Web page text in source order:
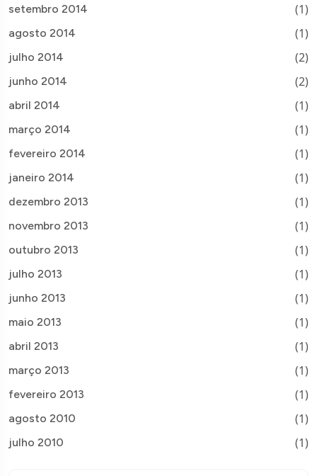
setembro 2014 (1)
agosto 2014 (1)
julho 2014 (2)
junho 2014 (2)
abril 2014 (1)
março 2014 (1)
fevereiro 2014 (1)
janeiro 2014 (1)
dezembro 2013 (1)
novembro 2013 (1)
outubro 2013 (1)
julho 2013 (1)
junho 2013 (1)
maio 2013 (1)
abril 2013 (1)
março 2013 (1)
fevereiro 2013 (1)
agosto 2010 (1)
julho 2010 (1)